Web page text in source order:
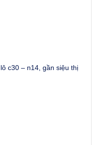
c30 – n14, gần siệu thị